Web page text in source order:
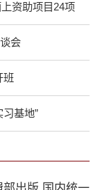
资助项目24项
会
班
基地”